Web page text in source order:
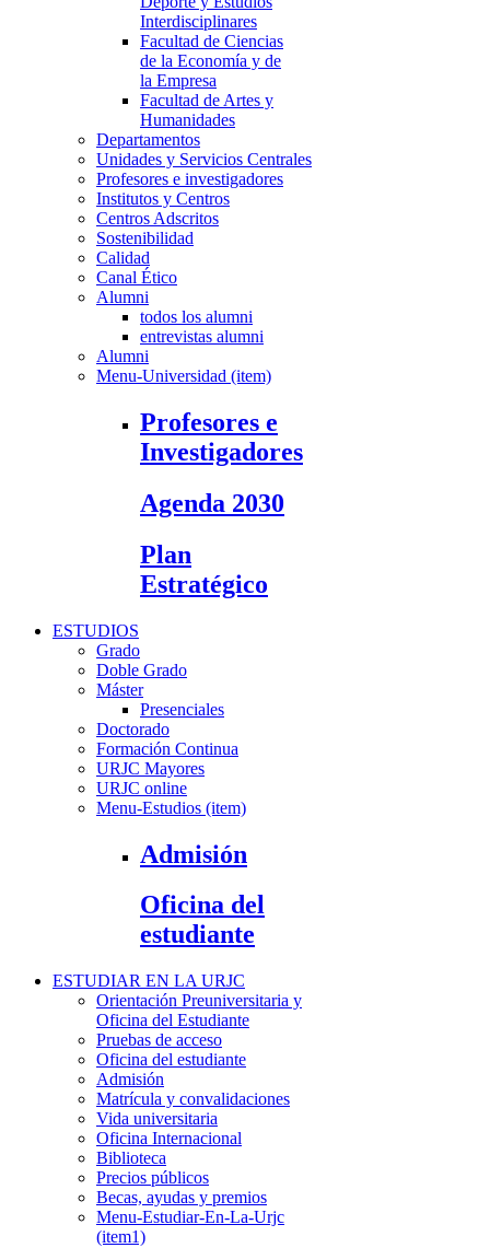
Interdisciplinares
Facultad de Ciencias
de la Economía y de
la Empresa
Facultad de Artes y
Humanidades
Departamentos
Unidades y Servicios Centrales
Profesores e investigadores
Institutos y Centros
Centros Adscritos
Sostenibilidad
Calidad
Canal Ético
Alumni
todos los alumni
entrevistas alumni
Alumni
Menu-Universidad (item)
Profesores e
Investigadores
Agenda 2030
Plan
Estratégico
ESTUDIOS
Grado
Doble Grado
Máster
Presenciales
Doctorado
Formación Continua
URJC Mayores
URJC online
Menu-Estudios (item)
Admisión
Oficina del
estudiante
ESTUDIAR EN LA URJC
Orientación Preuniversitaria y
Oficina del Estudiante
Pruebas de acceso
Oficina del estudiante
Admisión
Matrícula y convalidaciones
Vida universitaria
Oficina Internacional
Biblioteca
Precios públicos
Becas, ayudas y premios
Menu-Estudiar-En-La-Urjc
(item1)